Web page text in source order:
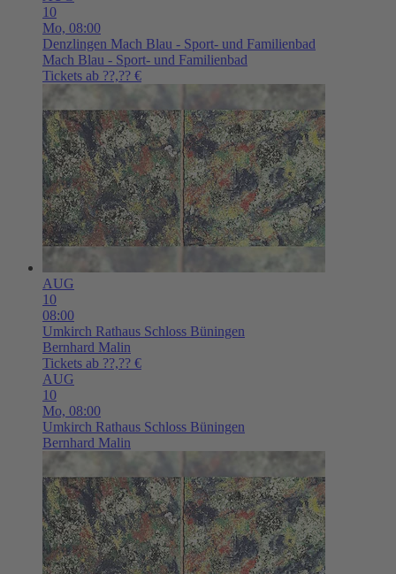
10
Mo, 08:00
Denzlingen Mach Blau - Sport- und Familienbad
Mach Blau - Sport- und Familienbad
Tickets ab ??,?? €
AUG
10
08:00
Umkirch Rathaus Schloss Büningen
Bernhard Malin
Tickets ab ??,?? €
AUG
10
Mo, 08:00
Umkirch Rathaus Schloss Büningen
Bernhard Malin